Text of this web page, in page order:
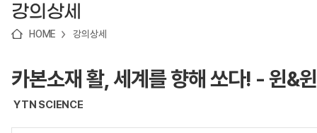
테마
강의상세
HOME 강의상세
카본소재 활, 세계를 향해 쏘다! - 윈&윈
YTN SCIENCE